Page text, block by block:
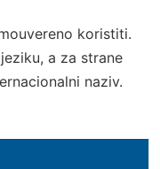
koristiti.
a za strane
naziv.